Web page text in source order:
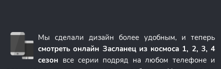
Мы сделали дизайн более удобным, и теперь
смотреть онлайн Засланец из космоса 1, 2, 3, 4
сезон все серии подряд на любом телефоне и